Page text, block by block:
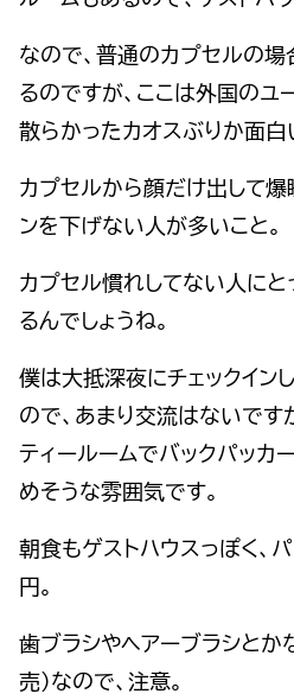
なので、普通のカプセルの場
るのですが、ここは外国のユ
散らかったカオスぶりか面白
カプセルから顔だけ出して爆
ンを下げない人が多いこと。
カプセル慣れしてない人にと
るんでしょうね。
僕は大抵深夜にチェックイン
ので、あまり交流はないです
ティールームでバックパッカ
めそうな雰囲気です。
朝食もゲストハウスっぽく、
円。
歯ブラシやヘアーブラシとか
売)なので、注意。